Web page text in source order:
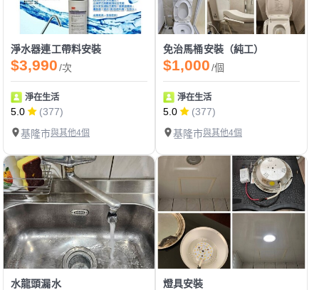
淨水器連工帶料安裝
$3,990/次
淨在生活
5.0
(377)
基隆市與其他4個
免治馬桶安裝（純工）
$1,000/個
淨在生活
5.0
(377)
基隆市與其他4個
水龍頭漏水 燈具安裝